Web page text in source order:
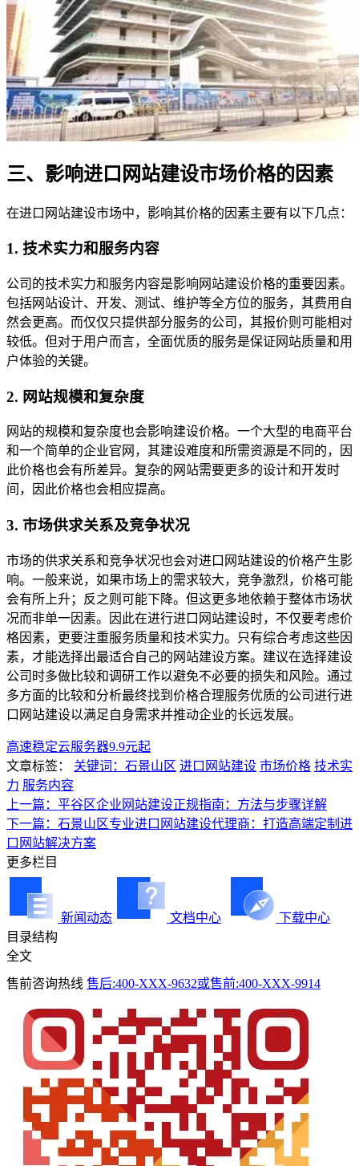
三、影响进口网站建设市场价格的因素
在进口网站建设市场中，影响其价格的因素主要有以下几点：
1. 技术实力和服务内容
公司的技术实力和服务内容是影响网站建设价格的重要因素。
包括网站设计、开发、测试、维护等全方位的服务，其费用自
然会更高。而仅仅只提供部分服务的公司，其报价则可能相对
较低。但对于用户而言，全面优质的服务是保证网站质量和用
户体验的关键。
2. 网站规模和复杂度
网站的规模和复杂度也会影响建设价格。一个大型的电商平台
和一个简单的企业官网，其建设难度和所需资源是不同的，因
此价格也会有所差异。复杂的网站需要更多的设计和开发时
间，因此价格也会相应提高。
3. 市场供求关系及竞争状况
市场的供求关系和竞争状况也会对进口网站建设的价格产生影
响。一般来说，如果市场上的需求较大，竞争激烈，价格可能
会有所上升；反之则可能下降。但这更多地依赖于整体市场状
况而非单一因素。因此在进行进口网站建设时，不仅要考虑价
格因素，更要注重服务质量和技术实力。只有综合考虑这些因
素，才能选择出最适合自己的网站建设方案。建议在选择建设
公司时多做比较和调研工作以避免不必要的损失和风险。通过
多方面的比较和分析最终找到价格合理服务优质的公司进行进
口网站建设以满足自身需求并推动企业的长远发展。
高速稳定云服务器9.9元起
文章标签：
关键词：石景山区 进口网站建设 市场价格 技术实
力 服务内容
上一篇：平谷区企业网站建设正规指南：方法与步骤详解
下一篇：石景山区专业进口网站建设代理商：打造高端定制进
口网站解决方案
更多栏目
新闻动态 文档中心
下载中心
目录结构
全文
售前咨询热线 售后:400-XXX-9632或售前:400-XXX-9914